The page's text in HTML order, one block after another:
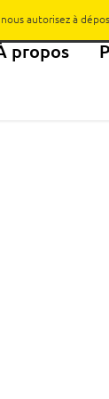
propos
autorisez à